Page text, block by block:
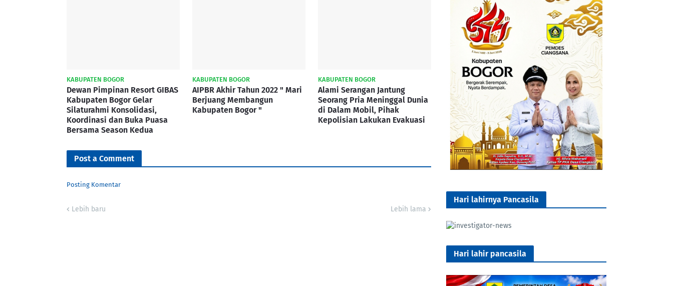
KABUPATEN BOGOR
Dewan Pimpinan Resort GIBAS
Kabupaten Bogor Gelar
Silaturahmi Konsolidasi,
Koordinasi dan Buka Puasa
Bersama Season Kedua
KABUPATEN BOGOR
AIPBR Akhir Tahun 2022 " Mari
Berjuang Membangun
Kabupaten Bogor "
KABUPATEN BOGOR
Alami Serangan Jantung
Seorang Pria Meninggal Dunia
di Dalam Mobil, Pihak
Kepolisian Lakukan Evakuasi
Post a Comment
Posting Komentar
Lebih baru Lebih lama
Hari lahirnya Pancasila
Hari lahir pancasila